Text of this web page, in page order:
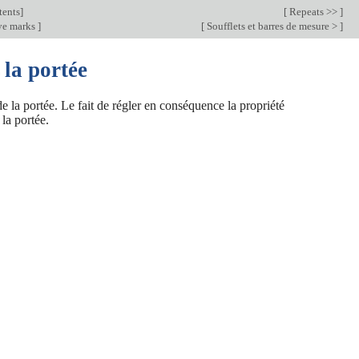
] [ Repeats >> ]
marks ] [ Soufflets et barres de mesure > ]
la portée
la portée. Le fait de régler en conséquence la propriété
portée.